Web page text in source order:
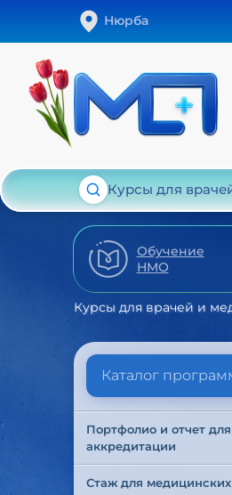
Нюрба
Курсы для
Обучение
НМО
Курсы для врачей и
Каталог
Портфолио и отчет для
аккредитации
Стаж для медицинских